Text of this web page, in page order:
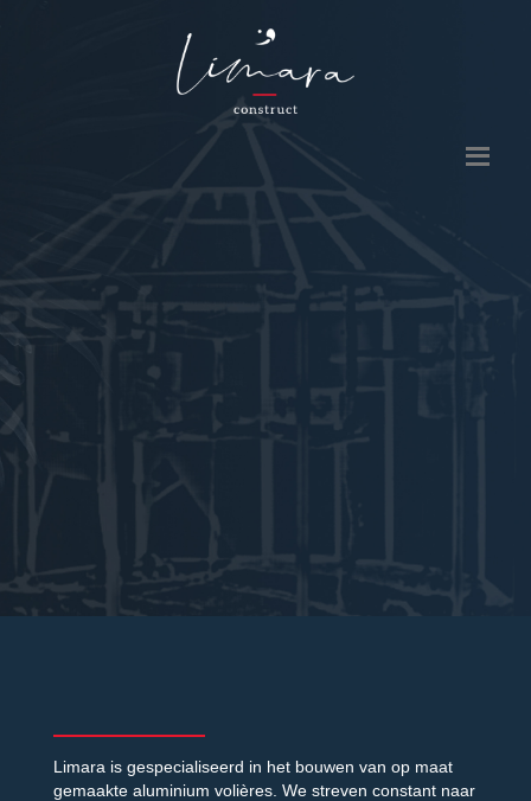
Limara is gespecialiseerd in het bouwen van op maat
gemaakte aluminium volières. We streven constant naar